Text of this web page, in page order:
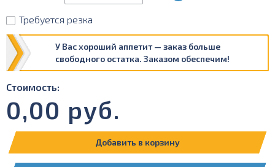
Требуется резка
У Вас хороший аппетит — заказ больше
свободного остатка. Заказом обеспечим!
Стоимость:
0,00 руб.
Добавить в корзину